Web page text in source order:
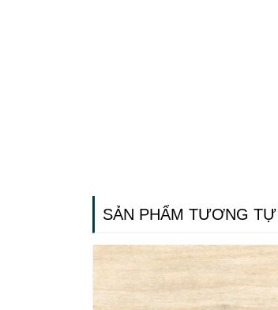
SẢN PHẨM TƯƠNG TỰ